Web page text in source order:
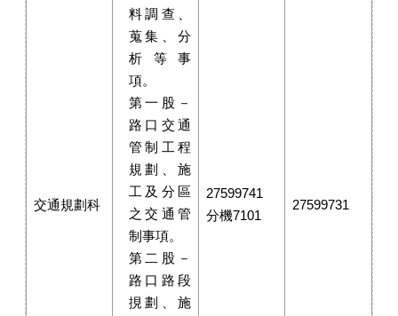
交通規劃科
料調查、
蒐集、分
析等事
項。
第一股－
路口交通
管制工程
規劃、施
工及分區
之交通管
制事項。
第二股－
路口路段
挸劃、施
27599741
分機7101
27599731